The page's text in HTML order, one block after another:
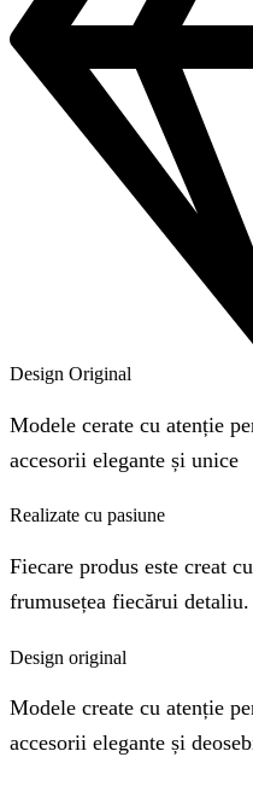
Design Original
Modele cerate cu atenție
accesorii elegante și unice
Realizate cu pasiune
Fiecare produs este creat
frumusețea fiecărui detaliu.
Design original
Modele create cu atenție
accesorii elegante și